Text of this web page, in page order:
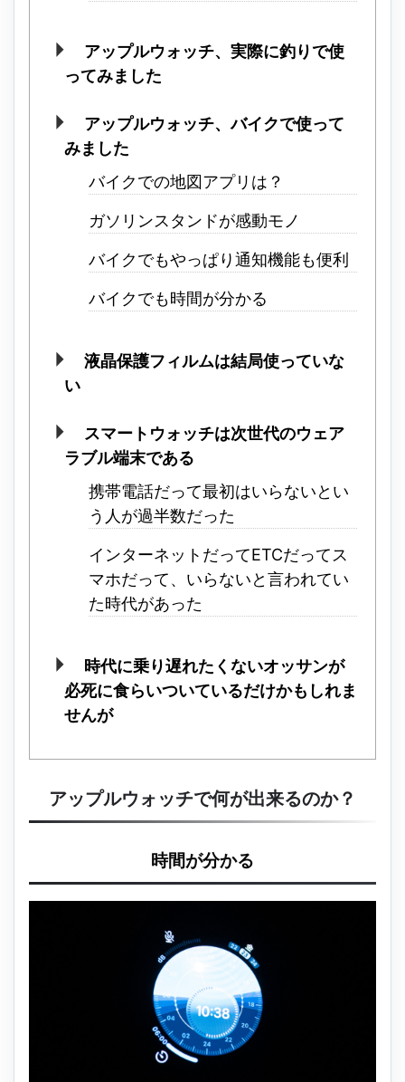
アップルウォッチ、実際に釣りで使
ってみました
アップルウォッチ、バイクで使って
みました
バイクでの地図アプリは？
ガソリンスタンドが感動モノ
バイクでもやっぱり通知機能も便利
バイクでも時間が分かる
液晶保護フィルムは結局使っていな
い
スマートウォッチは次世代のウェア
ラブル端末である
携帯電話だって最初はいらないとい
う人が過半数だった
インターネットだってETCだってス
マホだって、いらないと言われてい
た時代があった
時代に乗り遅れたくないオッサンが
必死に食らいついているだけかもしれま
せんが
アップルウォッチで何が出来るのか？
時間が分かる